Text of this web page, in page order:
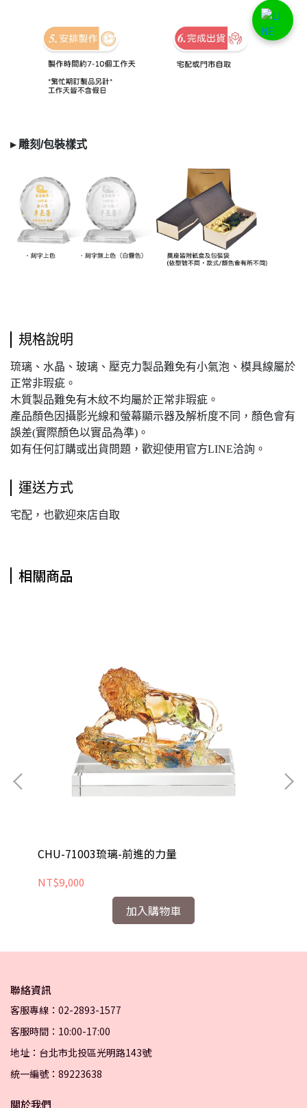
▸ 雕刻/包裝樣式
規格說明
琉璃、水晶、玻璃、壓克力製品難免有小氣泡、模具線屬於
正常非瑕疵。
木質製品難免有木紋不均屬於正常非瑕疵。
產品顏色因攝影光線和螢幕顯示器及解析度不同，顏色會有
誤差(實際顏色以實品為準)。
如有任何訂購或出貨問題，歡迎使用官方LINE洽詢。
運送方式
宅配，也歡迎來店自取
相關商品
CHU-71003琉璃-前進的力量
NT$9,000
加入購物車
聯絡資訊
客服專線：02-2893-1577
客服時間：10:00-17:00
地址：台北市北投區光明路143號
統一編號：89223638
關於我們